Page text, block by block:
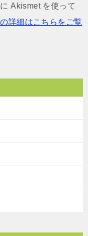
Akismet を使って
詳細はこちらをご覧